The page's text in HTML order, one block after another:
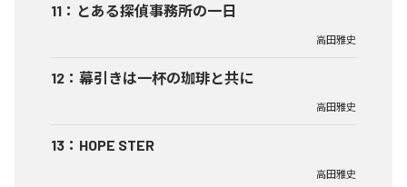
11 ： とある探偵事務所の一日
高田雅史
12 ： 幕引きは一杯の珈琲と共に
高田雅史
13 ： HOPE STER
高田雅史